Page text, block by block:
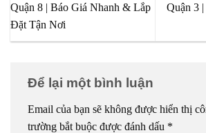
Quận 8 | Báo Giá Nhanh & Lắp
Đặt Tận Nơi
Quận 3
Để lại một bình luận
Email của bạn sẽ không được hiển thị
trường bắt buộc được đánh dấu *